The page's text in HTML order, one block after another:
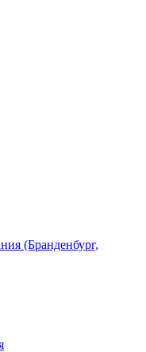
(Бранденбург,